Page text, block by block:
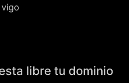
vigo
libre tu dominio